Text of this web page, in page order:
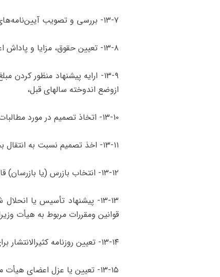
۱۳-۷- بررسی و تصویب آیین‌نامه‌های مالی، معاملاتی و اداری صندوق به پیشنهاد هیأت مدیره با رعایت قوانین و مقررات مربوط،
۱۳-۸- تعیین حقوق، مزایا و پاداش اعضای موظف هیأت مدیره و مدیر عامل با رعایت قوانین و مقررات مربوط،
۱۳-۹- ارایه پیشنهاد منظور
از‌وضع اندوخته سالهای قبل،
۱۳-۱۰- اتخاذ تصمیم در مورد مطالبات لاوصول صندوق،
۱۳-۱۱- اخذ تصمیم نسبت به انتقال بخشی از اندوخته احتیاطی به حساب سرمایه،
۱۳-۱۲- انتخاب بازرس (‌یا بازرسان) قانونی و تعیین حق‌الزحمه وی،
۱۳-۱۳- پیشنهاد تأسیس یا
قوانین و‌مقررات مربوط به هیأت
۱۳-۱۴- تعیین روزنامه کثیرالانتشار برای درج کلیه آگهی‌های صندوق،
۱۳-۱۵- تعیین یا عزل اعضای هیأت مدیره به پیشنهاد رییس مجمع عمومی،